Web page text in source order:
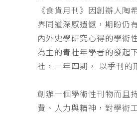
《食貨月刊》因創辦人陶
界同道深感遺憾，期盼仍
內外史學研究心得的學術
為主的青壯年學者的發起
社，一年四期， 以季刊的
創辦一個學術性刊物而且
費、人力與精神，對學術